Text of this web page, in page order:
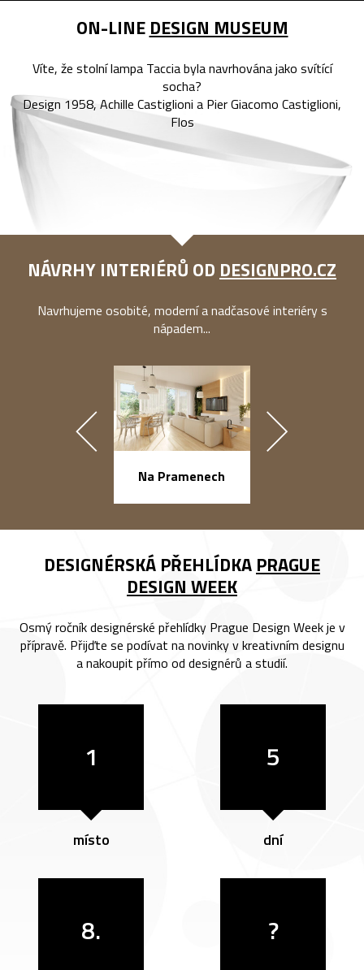
ON-LINE DESIGN MUSEUM
Víte, že stolní lampa Taccia byla navrhována jako svítící
socha?
Design 1958, Achille Castiglioni a Pier Giacomo Castiglioni,
Flos
NÁVRHY INTERIÉRŮ OD DESIGNPRO.CZ
Navrhujeme osobité, moderní a nadčasové interiéry s
nápadem...
Na Pramenech
DESIGNÉRSKÁ PŘEHLÍDKA PRAGUE
DESIGN WEEK
Osmý ročník designérské přehlídky Prague Design Week je v
přípravě. Přijďte se podívat na novinky v kreativním designu
a nakoupit přímo od designérů a studií.
1
místo
5
dní
8. ?